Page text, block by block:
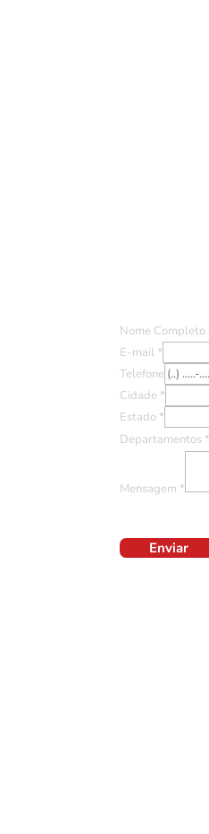
Nome Completo
E-mail *
Telefone
Cidade *
Estado *
Departamentos *
Mensagem *
Enviar